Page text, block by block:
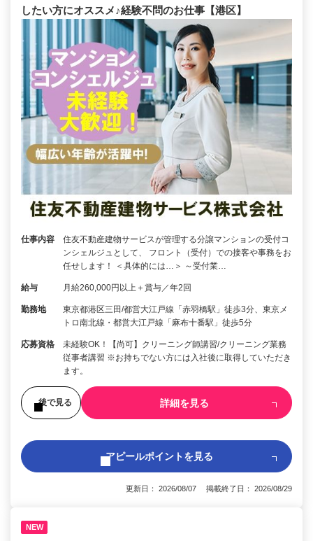
したい方にオススメ♪経験不問のお仕事【港区】
仕事内容
住友不動産建物サービスが管理する分譲マンションの受付コ
ンシェルジュとして、 フロント（受付）での接客や事務をお
任せします！ ＜具体的には…＞ ～受付業…
給与 月給260,000円以上＋賞与／年2回
勤務地
東京都港区三田/都営大江戸線「赤羽橋駅」徒歩3分、東京メ
トロ南北線・都営大江戸線「麻布十番駅」徒歩5分
応募資格
未経験OK！【尚可】クリーニング師講習/クリーニング業務
従事者講習 ※お持ちでない方には入社後に取得していただき
ます。
後で見る 詳細を見る
アピールポイントを見る
更新日： 2026/08/07 掲載終了日： 2026/08/29
NEW